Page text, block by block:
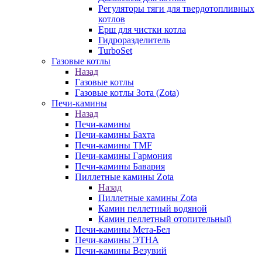
Регуляторы тяги для твердотопливных
котлов
Ерш для чистки котла
Гидроразделитель
TurboSet
Газовые котлы
Назад
Газовые котлы
Газовые котлы Зота (Zota)
Печи-камины
Назад
Печи-камины
Печи-камины Бахта
Печи-камины TMF
Печи-камины Гармония
Печи-камины Бавария
Пиллетные камины Zota
Назад
Пиллетные камины Zota
Камин пеллетный водяной
Камин пеллетный отопительный
Печи-камины Мета-Бел
Печи-камины ЭТНА
Печи-камины Везувий